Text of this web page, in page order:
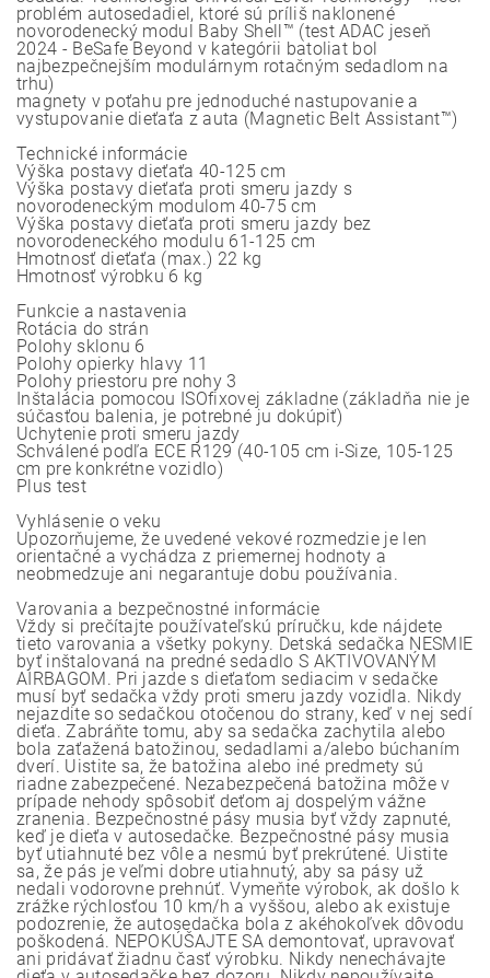
problém autosedadiel, ktoré sú príliš naklonené
novorodenecký modul Baby Shell™ (test ADAC jeseň
2024 - BeSafe Beyond v kategórii batoliat bol
najbezpečnejším modulárnym rotačným sedadlom na
trhu)
magnety v poťahu pre jednoduché nastupovanie a
vystupovanie dieťaťa z auta (Magnetic Belt Assistant™)
Technické informácie
Výška postavy dieťaťa 40-125 cm
Výška postavy dieťaťa proti smeru jazdy s
novorodeneckým modulom 40-75 cm
Výška postavy dieťaťa proti smeru jazdy bez
novorodeneckého modulu 61-125 cm
Hmotnosť dieťaťa (max.) 22 kg
Hmotnosť výrobku 6 kg
Funkcie a nastavenia
Rotácia do strán
Polohy sklonu 6
Polohy opierky hlavy 11
Polohy priestoru pre nohy 3
Inštalácia pomocou ISOfixovej základne (základňa nie je
súčasťou balenia, je potrebné ju dokúpiť)
Uchytenie proti smeru jazdy
Schválené podľa ECE R129 (40-105 cm i-Size, 105-125
cm pre konkrétne vozidlo)
Plus test
Vyhlásenie o veku
Upozorňujeme, že uvedené vekové rozmedzie je len
orientačné a vychádza z priemernej hodnoty a
neobmedzuje ani negarantuje dobu používania.
Varovania a bezpečnostné informácie
Vždy si prečítajte používateľskú príručku, kde nájdete
tieto varovania a všetky pokyny. Detská sedačka NESMIE
byť inštalovaná na predné sedadlo S AKTIVOVANÝM
AIRBAGOM. Pri jazde s dieťaťom sediacim v sedačke
musí byť sedačka vždy proti smeru jazdy vozidla. Nikdy
nejazdite so sedačkou otočenou do strany, keď v nej sedí
dieťa. Zabráňte tomu, aby sa sedačka zachytila alebo
bola zaťažená batožinou, sedadlami a/alebo búchaním
dverí. Uistite sa, že batožina alebo iné predmety sú
riadne zabezpečené. Nezabezpečená batožina môže v
prípade nehody spôsobiť deťom aj dospelým vážne
zranenia. Bezpečnostné pásy musia byť vždy zapnuté,
keď je dieťa v autosedačke. Bezpečnostné pásy musia
byť utiahnuté bez vôle a nesmú byť prekrútené. Uistite
sa, že pás je veľmi dobre utiahnutý, aby sa pásy už
nedali vodorovne prehnúť. Vymeňte výrobok, ak došlo k
zrážke rýchlosťou 10 km/h a vyššou, alebo ak existuje
podozrenie, že autosedačka bola z akéhokoľvek dôvodu
poškodená. NEPOKÚŠAJTE SA demontovať, upravovať
ani pridávať žiadnu časť výrobku. Nikdy nenechávajte